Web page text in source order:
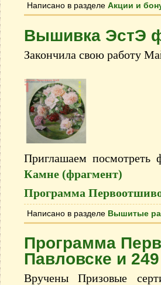
Написано в разделе Акции и
Вышивка ЭстЭ
Закончила свою работу
Приглашаем
Камне (фрагмент)
Программа
Написано в разделе Вышитые
Программа
Павловске и
Вручены Призовые